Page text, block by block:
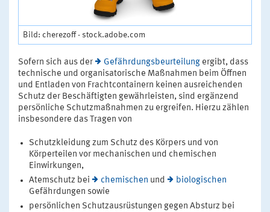
Bild: cherezoff - stock.adobe.com
Sofern sich aus der Gefährdungsbeurteilung ergibt, dass
technische und organisatorische Maßnahmen beim Öffnen
und Entladen von Frachtcontainern keinen ausreichenden
Schutz der Beschäftigten gewährleisten, sind ergänzend
persönliche Schutzmaßnahmen zu ergreifen. Hierzu zählen
insbesondere das Tragen von
Schutzkleidung zum Schutz des Körpers und von
Körperteilen vor mechanischen und chemischen
Einwirkungen,
Atemschutz bei
chemischen und
biologischen
Gefährdungen sowie
persönlichen Schutzausrüstungen gegen Absturz bei